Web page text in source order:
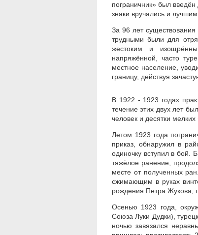
пограничник» был
знаки вручались и
За 96 лет
трудными были для
жестоким и
напряжённой, часто
местное население,
границу, действуя
В 1922 - 1923 годах
течение этих двух лет
человек и десятки
Летом 1923 года
приказ, обнаружил в
одиночку вступил в бой.
тяжёлое ранение,
месте от полученных
сжимающим в руках
рождения Петра Жукова,
Осенью 1923 года,
Союза Луки Дудки),
ночью завязался